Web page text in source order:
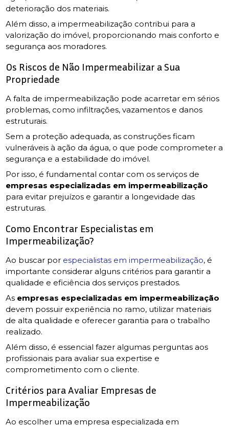
deterioração dos materiais.
Além disso, a impermeabilização contribui para a
valorização do imóvel, proporcionando mais conforto e
segurança aos moradores.
Os Riscos de Não Impermeabilizar a Sua
Propriedade
A falta de impermeabilização pode acarretar em sérios
problemas, como infiltrações, vazamentos e danos
estruturais.
Sem a proteção adequada, as construções ficam
vulneráveis à ação da água, o que pode comprometer a
segurança e a estabilidade do imóvel.
Por isso, é fundamental contar com os serviços de
empresas especializadas em impermeabilização
para evitar prejuízos e garantir a longevidade das
estruturas.
Como Encontrar Especialistas em
Impermeabilização?
Ao buscar por especialistas em impermeabilização, é
importante considerar alguns critérios para garantir a
qualidade e eficiência dos serviços prestados.
As empresas especializadas em impermeabilização
devem possuir experiência no ramo, utilizar materiais
de alta qualidade e oferecer garantia para o trabalho
realizado.
Além disso, é essencial fazer algumas perguntas aos
profissionais para avaliar sua expertise e
comprometimento com o cliente.
Critérios para Avaliar Empresas de
Impermeabilização
Ao escolher uma empresa especializada em